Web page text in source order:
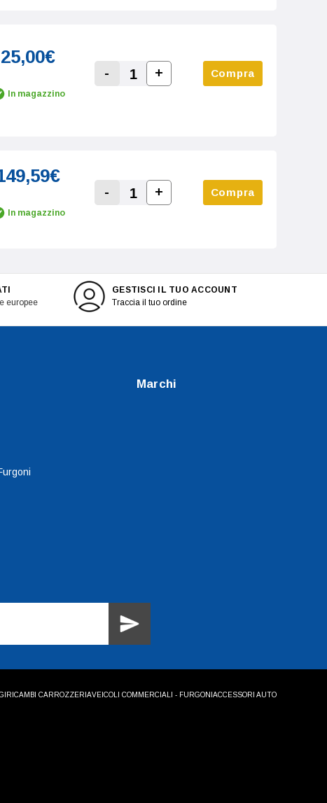
25,00€
In magazzino Decrease Quantity:
-
Increase Quantity:
+ Compra
In magazzino Decrease Quantity:
-
Increase Quantity:
+ Compra
europee
GESTISCI IL TUO ACCOUNT
Traccia il tuo ordine
Marchi
RICAMBI CARROZZERIAVEICOLI COMMERCIALI - FURGONI ACCESSORI AUTO